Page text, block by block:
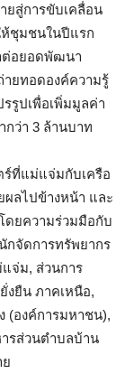
ยสู่การขับเคลื่อน
ห้ชุมชนในปีแรก
ต่อยอดพัฒนา
ยทอดองค์ความรู้
รูปเพื่อเพิ่มมูลค่า
กว่า 3 ล้านบาท
ร์ที่แม่แจ่มกับเครือ
ผลไปข้างหน้า และ
ดยความร่วมมือกับ
กจัดการทรัพยากร
แจ่ม, ส่วนการ
งยืน ภาคเหนือ,
(องค์การมหาชน),
รส่วนตำบลบ้าน